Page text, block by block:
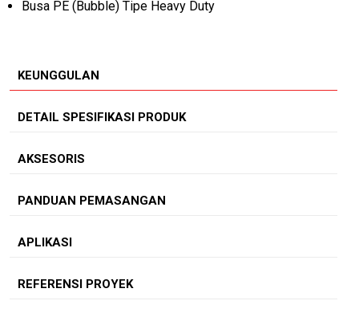
Busa PE (Bubble) Tipe Heavy Duty
KEUNGGULAN
DETAIL SPESIFIKASI PRODUK
AKSESORIS
PANDUAN PEMASANGAN
APLIKASI
REFERENSI PROYEK